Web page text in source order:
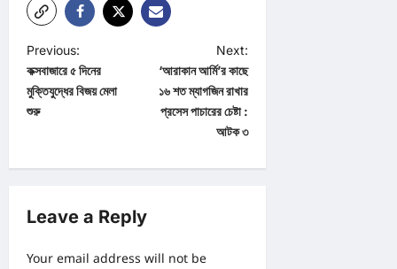
P
o
s
v
Previous:
কক্সবাজারে ৫ দিনের
মুক্তিযুদ্ধের বিজয় মেলা
শুরু
Next:
‘আরাকান আর্মি’র কাছে
১৬ শত ম্যাগজিন রাখার
প্রসেস পাচারের চেষ্টা :
আটক ৩
Leave a Reply
Your email address will not be